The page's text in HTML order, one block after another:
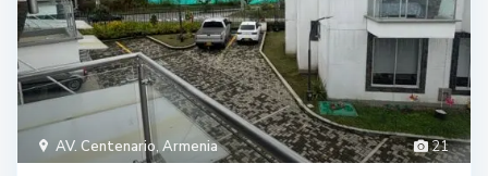
21
AV. Centenario,Armenia